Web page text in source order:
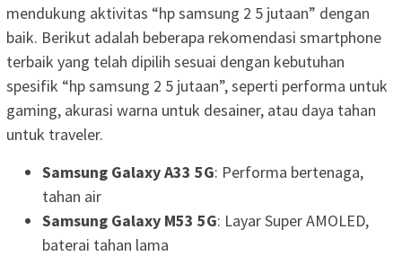
mendukung aktivitas “hp samsung 2 5 jutaan” dengan
baik. Berikut adalah beberapa rekomendasi smartphone
terbaik yang telah dipilih sesuai dengan kebutuhan
spesifik “hp samsung 2 5 jutaan”, seperti performa untuk
gaming, akurasi warna untuk desainer, atau daya tahan
untuk traveler.
Samsung Galaxy A33 5G: Performa bertenaga,
tahan air
Samsung Galaxy M53 5G: Layar Super AMOLED,
baterai tahan lama